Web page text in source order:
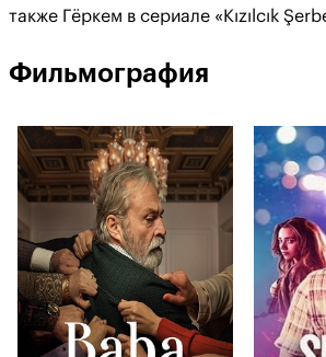
также Гёркем в сериале «Kızılcık
Фильмография